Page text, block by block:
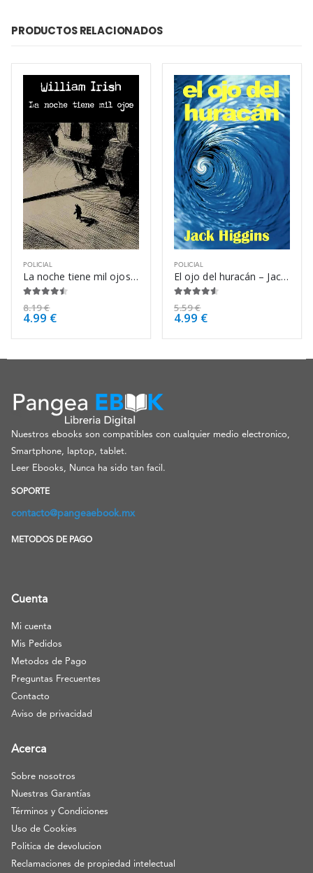
PRODUCTOS RELACIONADOS
POLICIAL
La noche tiene mil ojos – William Irish
8.19€
4.99 €
POLICIAL
El ojo del huracán – Jack Higgins
5.59€
4.99 €
Nuestros ebooks son compatibles con cualquier medio electronico,
Smartphone, laptop, tablet.
Leer Ebooks, Nunca ha sido tan facil.
SOPORTE
contacto@pangeaebook.mx
METODOS DE PAGO
Cuenta
Mi cuenta
Mis Pedidos
Metodos de Pago
Preguntas Frecuentes
Contacto
Aviso de privacidad
Acerca
Sobre nosotros
Nuestras Garantías
Términos y Condiciones
Uso de Cookies
Politica de devolucion
Reclamaciones de propiedad intelectual